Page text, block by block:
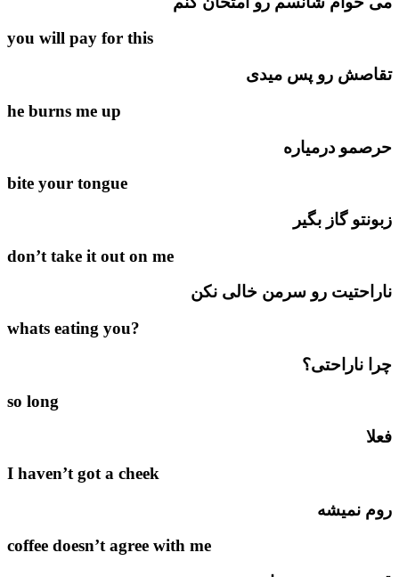
you will pay for this
تقاصش رو پس میدی
he burns me up
حرصمو درمیاره
bite your tongue
زبونتو گاز بگیر
don’t take it out on me
ناراحتیت رو سرمن خالی نکن
?whats eating you
چرا ناراحتی؟
so long
فعلا
I haven’t got a cheek
روم نمیشه
coffee doesn’t agree with me